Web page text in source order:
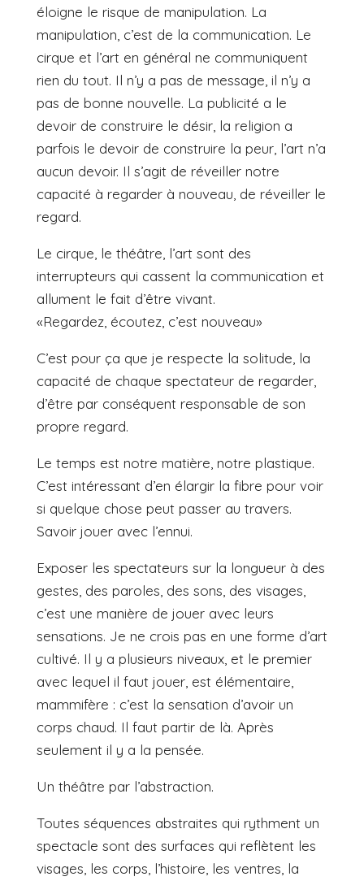
éloigne le risque de manipulation. La
manipulation, c’est de la communication. Le
cirque et l’art en général ne communiquent
rien du tout. Il n’y a pas de message, il n’y a
pas de bonne nouvelle. La publicité a le
devoir de construire le désir, la religion a
parfois le devoir de construire la peur, l’art n’a
aucun devoir. Il s’agit de réveiller notre
capacité à regarder à nouveau, de réveiller le
regard.
Le cirque, le théâtre, l’art sont des
interrupteurs qui cassent la communication et
allument le fait d’être vivant.
«Regardez, écoutez, c’est nouveau»
C’est pour ça que je respecte la solitude, la
capacité de chaque spectateur de regarder,
d’être par conséquent responsable de son
propre regard.
Le temps est notre matière, notre plastique.
C’est intéressant d’en élargir la fibre pour voir
si quelque chose peut passer au travers.
Savoir jouer avec l’ennui.
Exposer les spectateurs sur la longueur à des
gestes, des paroles, des sons, des visages,
c’est une manière de jouer avec leurs
sensations. Je ne crois pas en une forme d’art
cultivé. Il y a plusieurs niveaux, et le premier
avec lequel il faut jouer, est élémentaire,
mammifère : c’est la sensation d’avoir un
corps chaud. Il faut partir de là. Après
seulement il y a la pensée.
Un théâtre par l’abstraction.
Toutes séquences abstraites qui rythment un
spectacle sont des surfaces qui reflètent les
visages, les corps, l’histoire, les ventres, la